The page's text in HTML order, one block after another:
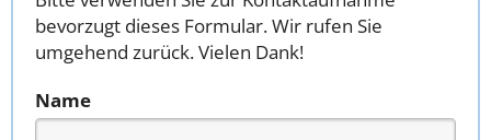
bevorzugt dieses Formular. Wir rufen Sie
umgehend zurück. Vielen Dank!
Name